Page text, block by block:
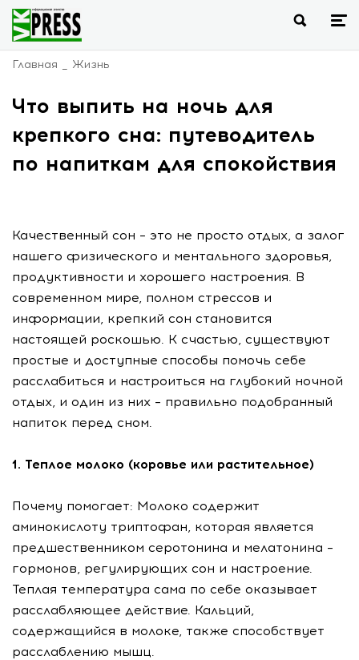
Главная Жизнь
Что выпить на ночь для
крепкого сна: путеводитель
по напиткам для спокойствия
Качественный сон – это не просто отдых, а залог
нашего физического и ментального здоровья,
продуктивности и хорошего настроения. В
современном мире, полном стрессов и
информации, крепкий сон становится
настоящей роскошью. К счастью, существуют
простые и доступные способы помочь себе
расслабиться и настроиться на глубокий ночной
отдых, и один из них – правильно подобранный
напиток перед сном.
1. Теплое молоко (коровье или растительное)
Почему помогает: Молоко содержит
аминокислоту триптофан, которая является
предшественником серотонина и мелатонина –
гормонов, регулирующих сон и настроение.
Теплая температура сама по себе оказывает
расслабляющее действие. Кальций,
содержащийся в молоке, также способствует
расслаблению мышц.